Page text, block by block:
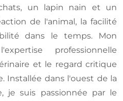
un lapin nain et un
de l'animal, la facilité
dans le temps. Mon
professionnelle
et le regard critique
Installée dans l'ouest de la
je suis passionnée par le